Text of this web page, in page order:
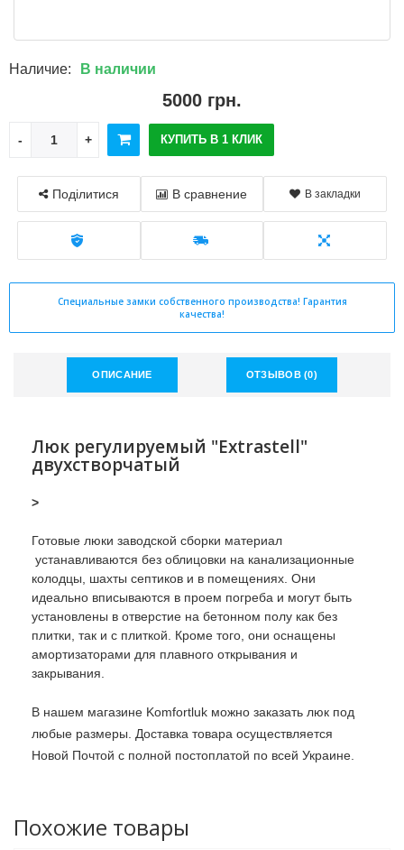
Наличие: В наличии
5000 грн.
КУПИТЬ В 1 КЛИК
Поділитися В сравнение В закладки
Специальные замки собственного производства! Гарантия
качества!
ОПИСАНИЕ ОТЗЫВОВ (0)
Люк регулируемый "Extrastell"
двухстворчатый
>
Готовые люки заводской сборки материал
устанавливаются без облицовки на канализационные
колодцы, шахты септиков и в помещениях. Они
идеально вписываются в проем погреба и могут быть
установлены в отверстие на бетонном полу как без
плитки, так и с плиткой. Кроме того, они оснащены
амортизаторами для плавного открывания и
закрывания.
В нашем магазине Komfortluk можно заказать люк под
любые размеры. Доставка товара осуществляется
Новой Почтой с полной постоплатой по всей Украине.
Похожие товары